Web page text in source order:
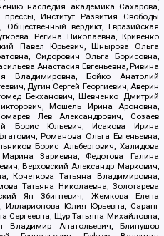
наследия академика Сахарова,
Институт Развития Свободы
вердикт, Евразийская
Регина Николаевна, Кривенко
Павел Юрьевич, Шнырова Ольга
Сидорович Ольга Борисовна,
Анастасия Евгеньевна, Ривина
Владимировна, Бойко Анатолий
Дугин Сергей Георгиевич, Аверин
Бекханович, Шевченко Дмитрий
Мошель Ирина Ароновна,
Лев Александрович, Созаев
Борис Юльевич, Исакова Ирина
Романова Ольга Евгеньевна,
Борис Альбертович, Халидова
Зариевна, Федотова Галина
Верховский Александр Маркович,
Кочеткова Татьяна Владимировна,
Татьяна Николаевна, Золотарева
Ян Збигневич, Жемкова Елена
Илларионова Юлия Юрьевна, Саранг
Сергеевна, Щур Татьяна Михайловна,
Владимир Анатольевич, Блинушов